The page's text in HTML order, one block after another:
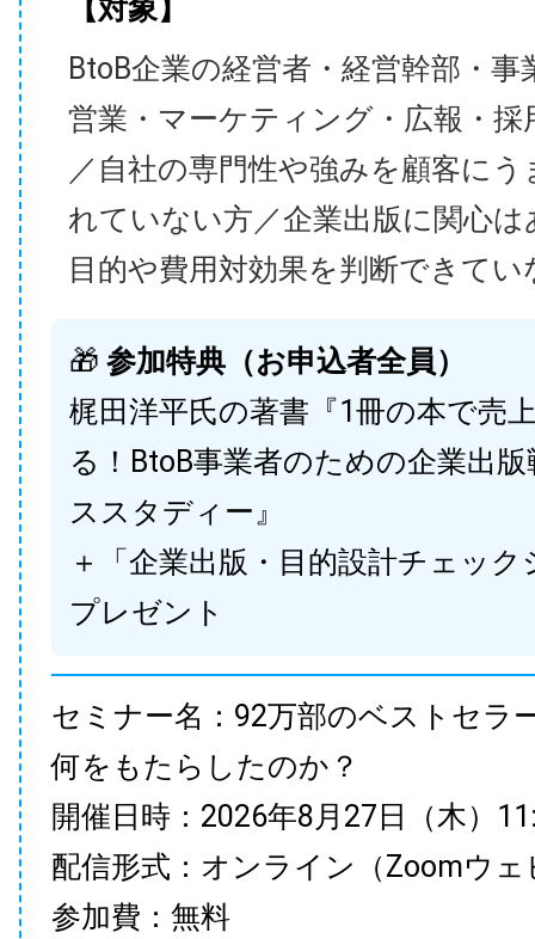
【対象】
BtoB企業の経営者・経営幹部・事
営業・マーケティング・広報・採
／自社の専門性や強みを顧客に
れていない方／企業出版に関心
目的や費用対効果を判断できてい
🎁 参加特典（お申込者全員）
梶田洋平氏の著書『1冊の本で売
る！BtoB事業者のための企業出
ススタディー』
＋「企業出版・目的設計チェック
プレゼント
セミナー名：92万部のベストセラ
何をもたらしたのか？
開催日時：2026年8月27日（木）
配信形式：オンライン（Zoomウェ
参加費：無料